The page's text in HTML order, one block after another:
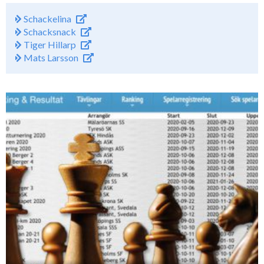
Schackelina
Schacksnack
Tiger Hillarp
Mats Larsson